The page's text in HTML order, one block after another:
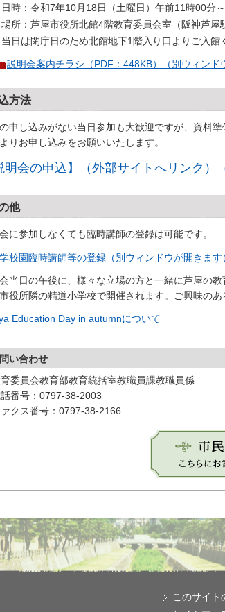
日時：令和7年10月18日（土曜日）午前11時00分
場所：芦屋市役所北館4階教育委員会室（阪神芦屋
当日は閉庁日のため北館地下1階入り口よりご入館
説明会案内チラシ（PDF：448KB）（別ウィンド
方法
申し込みがない当日参加も大歓迎ですが、資料
りお申し込みをお願いいたします。
明会の申込】（外部サイトへリンク）
他
に参加しなくても臨時講師の登録は可能です。
校園臨時講師等の登録（別ウィンドウが開きます
当日の午後に、様々な立場の方と一緒に芦屋の
役所隣の精道小学校で開催されます。ご興味の
Education Day in autumnについて
い合わせ
委員会教育部教育統括室教職員課教職員係
番号：0797-38-2003
クス番号：0797-38-2166
このサイト